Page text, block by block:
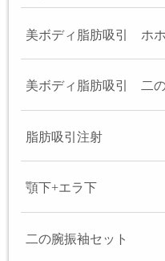
美ボディ脂肪吸引 ホ
美ボディ脂肪吸引 二
脂肪吸引注射
顎下+エラ下
二の腕振袖セット